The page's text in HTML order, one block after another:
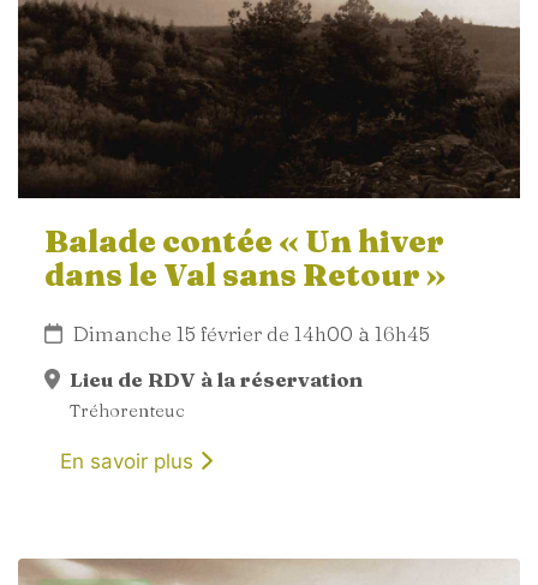
Balade contée « Un hiver
dans le Val sans Retour »
Dimanche 15 février de 14h00 à 16h45
Lieu de RDV à la réservation
Tréhorenteuc
En savoir plus